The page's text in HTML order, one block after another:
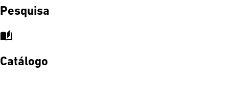
Pesquisa
auto_stories
Catálogo